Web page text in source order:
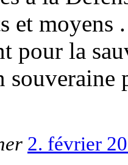
et moyens
pour la
2. février